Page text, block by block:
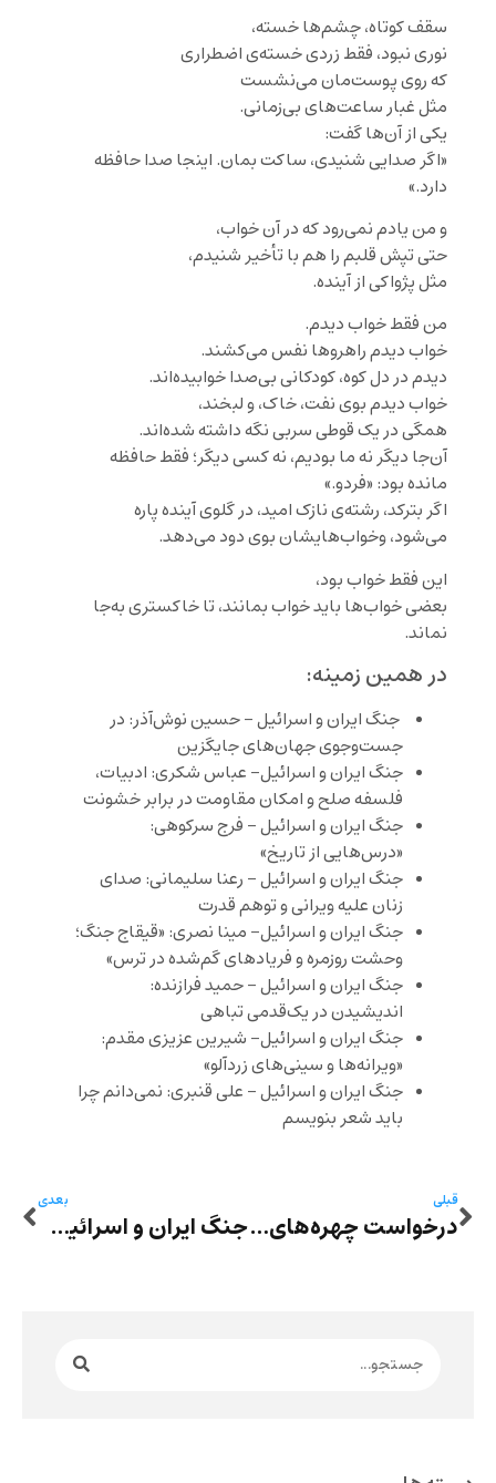
سقف کوتاه، چشم‌ها خسته،
نوری نبود، فقط زردی خسته‌ی اضطراری
که روی پوست‌مان می‌نشست
مثل غبار ساعت‌های بی‌زمانی.
یکی از آن‌ها گفت:
«اگر صدایی شنیدی، ساکت بمان. اینجا صدا حافظه
دارد.»
و من یادم نمی‌رود که در آن خواب،
حتی تپش قلبم را هم با تأخیر شنیدم،
مثل پژواکی از آینده.
من فقط خواب دیدم.
خواب دیدم راهروها نفس می‌کشند.
دیدم در دل کوه، کودکانی بی‌صدا خوابیده‌اند.
خواب دیدم بوی نفت، خاک، و لبخند،
همگی در یک قوطی سربی نگه داشته شده‌اند.
آن‌جا دیگر نه ما بودیم، نه کسی دیگر؛ فقط حافظه
مانده بود: «فردو.»
اگر بترکد، رشته‌ی نازک امید، در گلوی آینده پاره
می‌شود، وخواب‌هایشان بوی دود می‌‌دهد.
این فقط خواب بود،
بعضی خواب‌ها باید خواب بمانند، تا خاکستری به‌جا
نماند.
در همین زمینه:
جنگ ایران و اسرائیل – حسین نوش‌آذر: در
جست‌وجوی جهان‌های جایگزین
جنگ ایران و اسرائیل- عباس شکری: ادبیات،
فلسفه صلح و امکان مقاومت در برابر خشونت
جنگ ایران و اسرائیل – فرج سرکوهی:
«درس‌هایی از تاریخ»
جنگ ایران و اسرائیل – رعنا سلیمانی: صدای
زنان علیه ویرانی و توهم قدرت
جنگ ایران و اسرائیل- مینا نصری: «قیقاج جنگ؛
وحشت روزمره و فریادهای گم‌شده در ترس»
جنگ ایران و اسرائیل – حمید فرازنده:
اندیشیدن در یک‌قدمی تباهی
جنگ ایران و اسرائیل- شیرین عزیزی مقدم:
«ویرانه‌ها و سینی‌های زردآلو»
جنگ ایران و اسرائیل – علی قنبری: نمی‌دانم چرا
باید شعر بنویسم
قبلی
درخواست چهره‌های شاخص دانشگاهی در جهان برای توقف تهاجم نظامی به ایران
بعدی
جنگ ایران و اسرائیل- شهریار مندنی‌پور: «قَدَر مرد»